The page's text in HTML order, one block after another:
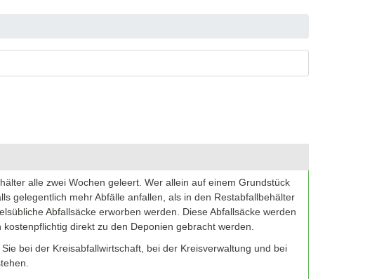
alle zwei Wochen geleert. Wer allein auf einem Grundstück
gelegentlich mehr Abfälle anfallen, als in den Restabfallbehälter
Abfallsäcke erworben werden. Diese Abfallsäcke werden
direkt zu den Deponien gebracht werden.
bei der Kreisabfallwirtschaft, bei der Kreisverwaltung und bei